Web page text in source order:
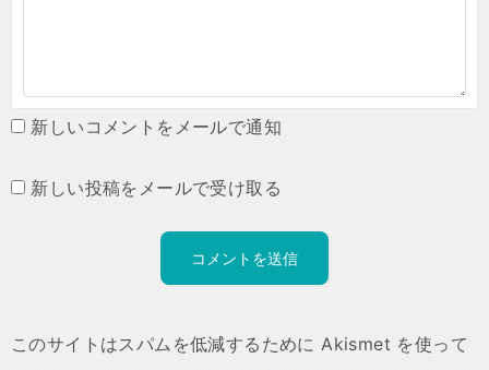
新しいコメントをメールで通知
新しい投稿をメールで受け取る
このサイトはスパムを低減するために Akismet を使って